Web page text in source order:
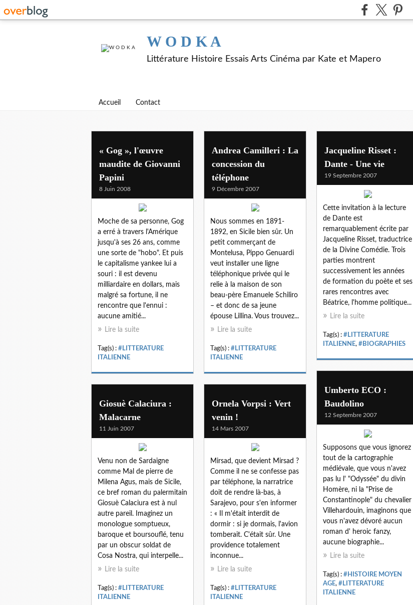
W O D K A
Littérature Histoire Essais Arts Cinéma par Kate et Mapero
Accueil Contact
litterature italienne
« Gog », l'œuvre
maudite de Giovanni
Papini
8 Juin 2008
Moche de sa personne, Gog
a erré à travers l'Amérique
jusqu'à ses 26 ans, comme
une sorte de "hobo". Et puis
le capitalisme yankee lui a
souri : il est devenu
milliardaire en dollars, mais
malgré sa fortune, il ne
rencontre que l'ennui :
aucune amitié...
Lire la suite
Tag(s) : #LITTERATURE
ITALIENNE
Andrea Camilleri : La
concession du
téléphone
9 Décembre 2007
Nous sommes en 1891-
1892, en Sicile bien sûr. Un
petit commerçant de
Montelusa, Pippo Genuardi
veut installer une ligne
téléphonique privée qui le
relie à la maison de son
beau-père Emanuele Schiliro
– et donc de sa jeune
épouse Lillina. Vous trouvez...
Lire la suite
Tag(s) : #LITTERATURE
ITALIENNE
Jacqueline Risset :
Dante - Une vie
19 Septembre 2007
Cette invitation à la lecture
de Dante est
remarquablement écrite par
Jacqueline Risset, traductrice
de la Divine Comédie. Trois
parties montrent
successivement les années
de formation du poète et ses
rares rencontres avec
Béatrice, l'homme politique...
Lire la suite
Tag(s) : #LITTERATURE
ITALIENNE, #BIOGRAPHIES
Umberto ECO :
Baudolino
12 Septembre 2007
Supposons que vous ignorez
tout de la cartographie
médiévale, que vous n'avez
pas lu l' "Odyssée" du divin
Homère, ni la "Prise de
Constantinople" du chevalier
Villehardouin, imaginons que
vous n'avez dévoré aucun
roman d' heroic fanzy,
aucune biographie...
Lire la suite
Tag(s) : #HISTOIRE MOYEN
AGE, #LITTERATURE
ITALIENNE
Giosuè Calaciura :
Malacarne
11 Juin 2007
Venu non de Sardaigne
comme Mal de pierre de
Milena Agus, mais de Sicile,
ce bref roman du palermitain
Giosuè Calaciura est à nul
autre pareil. Imaginez un
monologue somptueux,
baroque et boursouflé, tenu
par un obscur soldat de
Cosa Nostra, qui interpelle...
Lire la suite
Tag(s) : #LITTERATURE
ITALIENNE
Ornela Vorpsi : Vert
venin !
14 Mars 2007
Mirsad, que devient Mirsad ?
Comme il ne se confesse pas
par téléphone, la narratrice
doit de rendre là-bas, à
Sarajevo, pour s'en informer
: « Il m'était interdit de
dormir : si je dormais, l'avion
tomberait. C'était sûr. Une
providence totalement
inconnue...
Lire la suite
Tag(s) : #LITTERATURE
ITALIENNE